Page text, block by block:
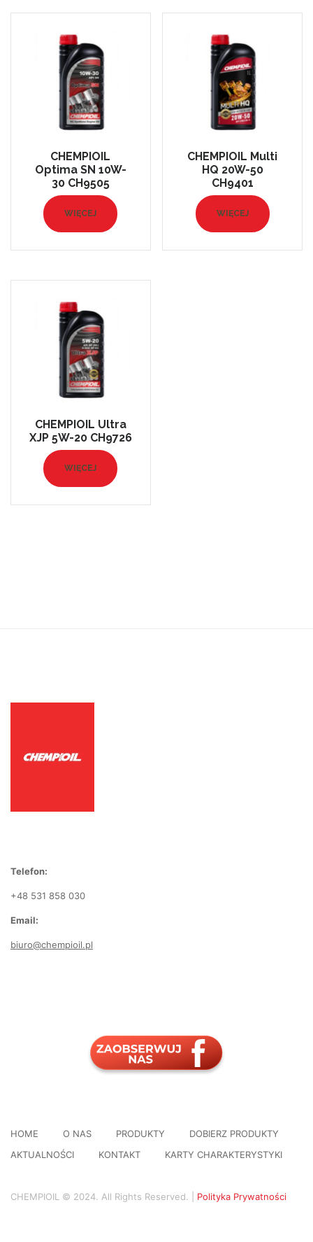
CHEMPIOIL
Optima SN 10W-
30 CH9505
WIĘCEJ
CHEMPIOIL Multi
HQ 20W-50
CH9401
WIĘCEJ
CHEMPIOIL Ultra
XJP 5W-20 CH9726
WIĘCEJ
Telefon:
+48 531 858 030
Email:
biuro@chempioil.pl
HOME O NAS PRODUKTY
DOBIERZ PRODUKTY
AKTUALNOŚCI
KONTAKT KARTY CHARAKTERYSTYKI
CHEMPIOIL © 2024. All Rights Reserved. | Polityka Prywatności